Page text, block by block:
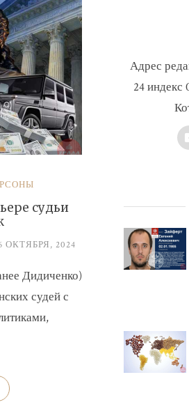
судьи
ОКТЯБРЯ, 2024
Дидиченко)
судей с
Адрес
24 индекс